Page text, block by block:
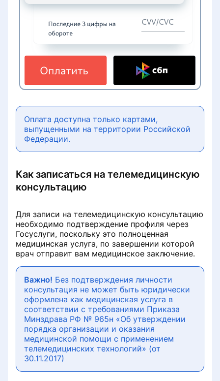
Оплата доступна только картами,
выпущенными на территории Российской
Федерации.
Как записаться на телемедицинскую
консультацию
Для записи на телемедицинскую консультацию
необходимо подтверждение профиля через
Госуслуги, поскольку это полноценная
медицинская услуга, по завершении которой
врач отправит вам медицинское заключение.
Важно! Без подтверждения личности
консультация не может быть юридически
оформлена как медицинская услуга в
соответствии с требованиями Приказа
Минздрава РФ № 965н «Об утверждении
порядка организации и оказания
медицинской помощи с применением
телемедицинских технологий» (от
30.11.2017)